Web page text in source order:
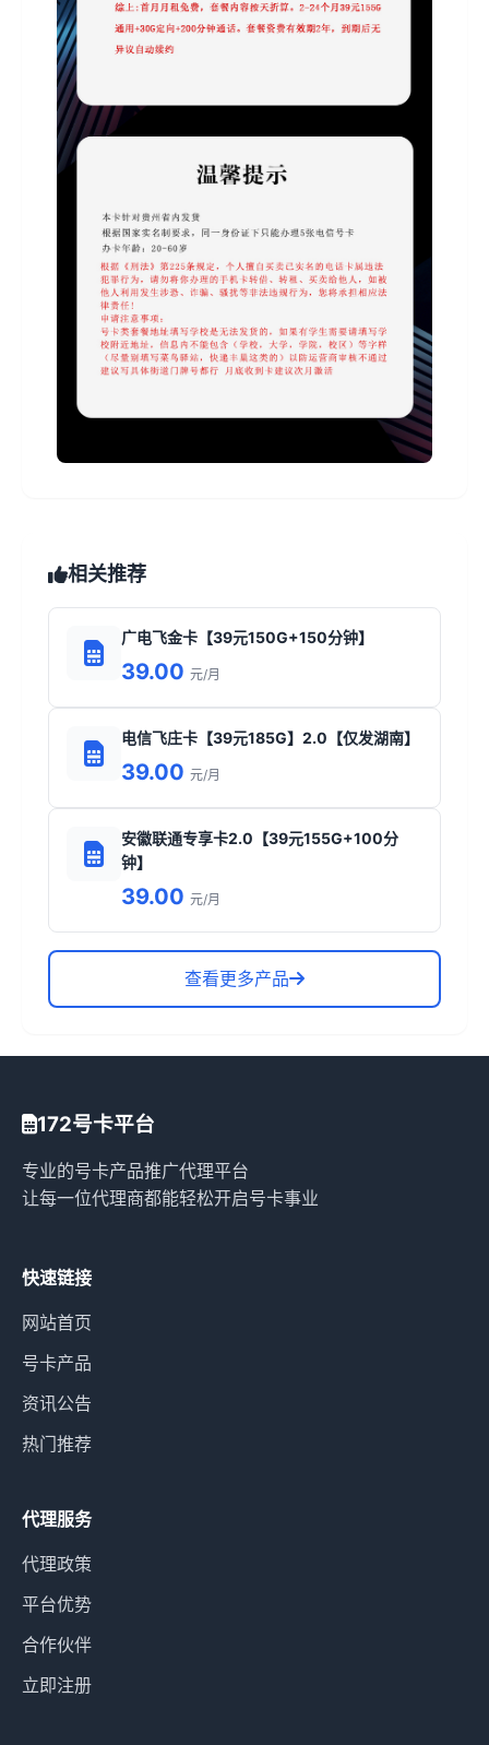
相关推荐
广电飞金卡【39元150G+150分钟】
39.00 元/月
电信飞庄卡【39元185G】2.0【仅发湖南】
39.00 元/月
安徽联通专享卡2.0【39元155G+100分
钟】
39.00 元/月
查看更多产品
172号卡平台
专业的号卡产品推广代理平台
让每一位代理商都能轻松开启号卡事业
快速链接
网站首页
号卡产品
资讯公告
热门推荐
代理服务
代理政策
平台优势
合作伙伴
立即注册